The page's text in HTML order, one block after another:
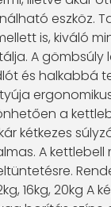
eszköz.
is, kiváló
A gömbsúly
és halkabbá
a
kétkezes
A kettlebell
16kg, 20kg A